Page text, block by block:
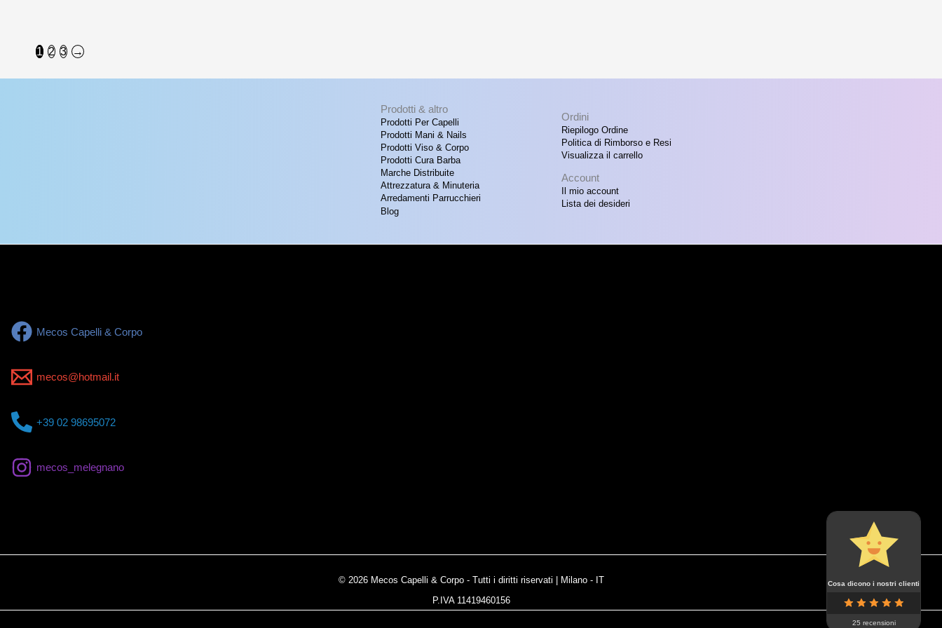
1 2 3 →
Prodotti & altro
Prodotti Per Capelli
Prodotti Mani & Nails
Prodotti Viso & Corpo
Prodotti Cura Barba
Marche Distribuite
Attrezzatura & Minuteria
Arredamenti Parrucchieri
Blog
Ordini
Riepilogo Ordine
Politica di Rimborso e Resi
Visualizza il carrello
Account
Il mio account
Lista dei desideri
Mecos Capelli & Corpo
mecos@hotmail.it
+39 02 98695072
mecos_melegnano
© 2026 Mecos Capelli & Corpo - Tutti i diritti riservati | Milano - IT
P.IVA 11419460156
Cosa dicono i nostri clienti
25 recensioni